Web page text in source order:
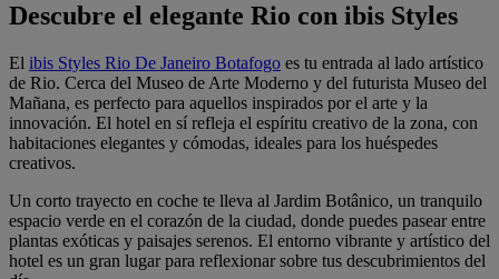
Descubre el elegante Rio con ibis Styles
El ibis Styles Rio De Janeiro Botafogo es tu entrada al lado artístico
de Rio. Cerca del Museo de Arte Moderno y del futurista Museo del
Mañana, es perfecto para aquellos inspirados por el arte y la
innovación. El hotel en sí refleja el espíritu creativo de la zona, con
habitaciones elegantes y cómodas, ideales para los huéspedes
creativos.
Un corto trayecto en coche te lleva al Jardim Botânico, un tranquilo
espacio verde en el corazón de la ciudad, donde puedes pasear entre
plantas exóticas y paisajes serenos. El entorno vibrante y artístico del
hotel es un gran lugar para reflexionar sobre tus descubrimientos del